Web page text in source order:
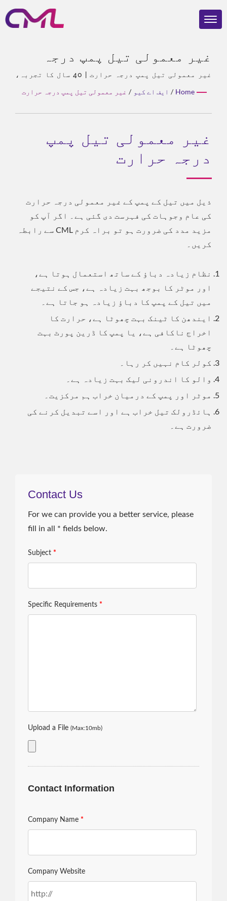
غیر معمولی تیل پمپ درجہ
حرارت | ایوارڈ یافتہ
ہائیڈرولک پمپس اور والوز –
CML: عالمی سطح پر تصدیق
شدہ
غیر معمولی تیل پمپ درجہ حرارت | 40 سال کا تجربہ،
Home
/ ایف اے کیو / غیر معمولی تیل پمپ درجہ حرارت
غیر معمولی تیل پمپ
درجہ حرارت
ذیل میں تیل کے پمپ کے غیر معمولی درجہ حرارت
کی عام وجوہات کی فہرست دی گئی ہے۔ اگر آپ کو
مزید مدد کی ضرورت ہو تو براہ کرم CML سے رابطہ
کریں۔
نظام زیادہ دباؤ کے ساتھ استعمال ہوتا ہے،
اور موٹر کا بوجھ بہت زیادہ ہے، جس کے نتیجے
میں تیل کے پمپ کا دباؤ زیادہ ہو جاتا ہے۔
ایندھن کا ٹینک بہت چھوٹا ہے، حرارت کا
اخراج ناکافی ہے، یا پمپ کا ڈرین پورٹ بہت
چھوٹا ہے۔
کولر کام نہیں کر رہا۔
والو کا اندرونی لیک بہت زیادہ ہے۔
موٹر اور پمپ کے درمیان خراب ہم مرکزیت۔
ہائڈرولک تیل خراب ہے اور اسے تبدیل کرنے کی
ضرورت ہے۔